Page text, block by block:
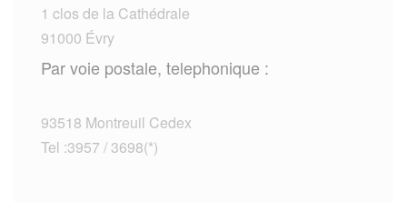
1 clos de la Cathédrale
91000 Évry
Par voie postale, telephonique :
93518 Montreuil Cedex
Tel :3957 / 3698(*)